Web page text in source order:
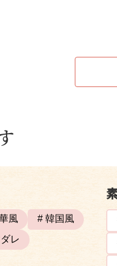
風
# 韓国風
レ